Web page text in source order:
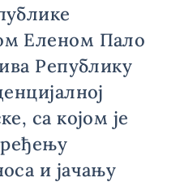
Еленом Пало
Републику
са којом је
и јачању